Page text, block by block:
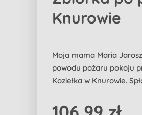
Knurowie
Moja mama Maria
powodu pożaru pokoju
Koziełka w Knurowie.